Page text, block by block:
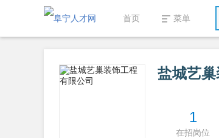
首页 菜单
盐城艺
1
在招岗位